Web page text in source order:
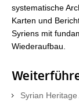
systematische
Karten und
Syriens mit
Wiederaufbau.
Syrian